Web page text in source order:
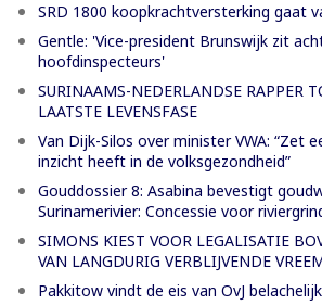
SRD 1800 koopkrachtversterking gaat
Gentle: 'Vice-president Brunswijk zit
hoofdinspecteurs'
SURINAAMS-NEDERLANDSE RAPPER
LAATSTE LEVENSFASE
Van Dijk-Silos over minister VWA: “Zet
inzicht heeft in de volksgezondheid”
Gouddossier 8: Asabina bevestigt
Surinamerivier: Concessie voor
SIMONS KIEST VOOR LEGALISATIE
VAN LANGDURIG VERBLIJVENDE
Pakkitow vindt de eis van OvJ